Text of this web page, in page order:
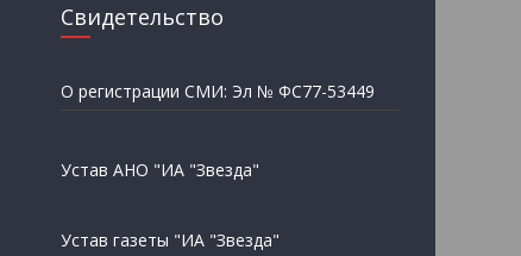
Свидетельство
О регистрации СМИ: Эл № ФС77-53449
Устав АНО "ИА "Звезда"
Устав газеты "ИА "Звезда"